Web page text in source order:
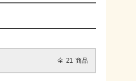
全 21 商品